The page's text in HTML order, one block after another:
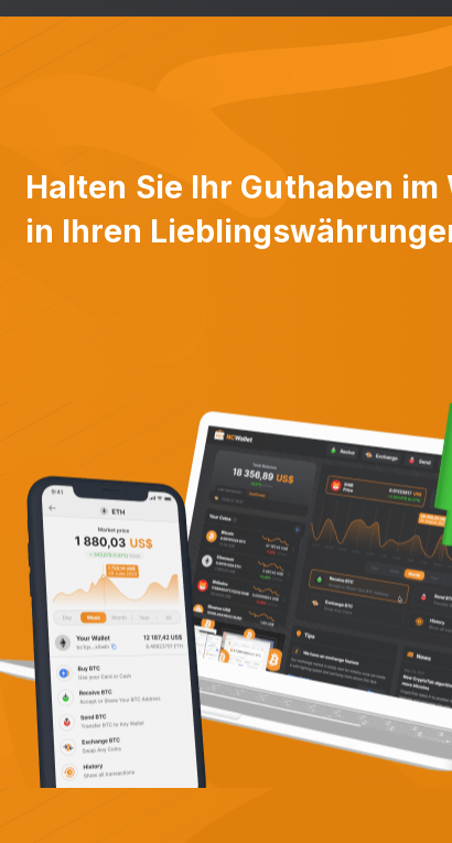
Halten Sie Ihr Guthaben im
in Ihren